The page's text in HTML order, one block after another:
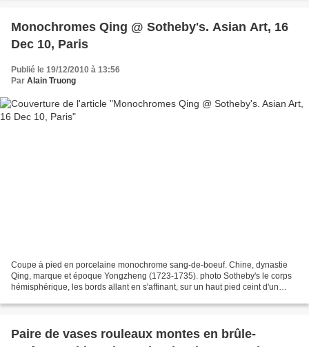
Monochromes Qing @ Sotheby's. Asian Art, 16
Dec 10, Paris
Publié le 19/12/2010 à 13:56
Par Alain Truong
Coupe à pied en porcelaine monochrome sang-de-boeuf. Chine, dynastie
Qing, marque et époque Yongzheng (1723-1735). photo Sotheby's le corps
hémisphérique, les bords allant en s'affinant, sur un haut pied ceint d'un
Paire de vases rouleaux montes en brûle-